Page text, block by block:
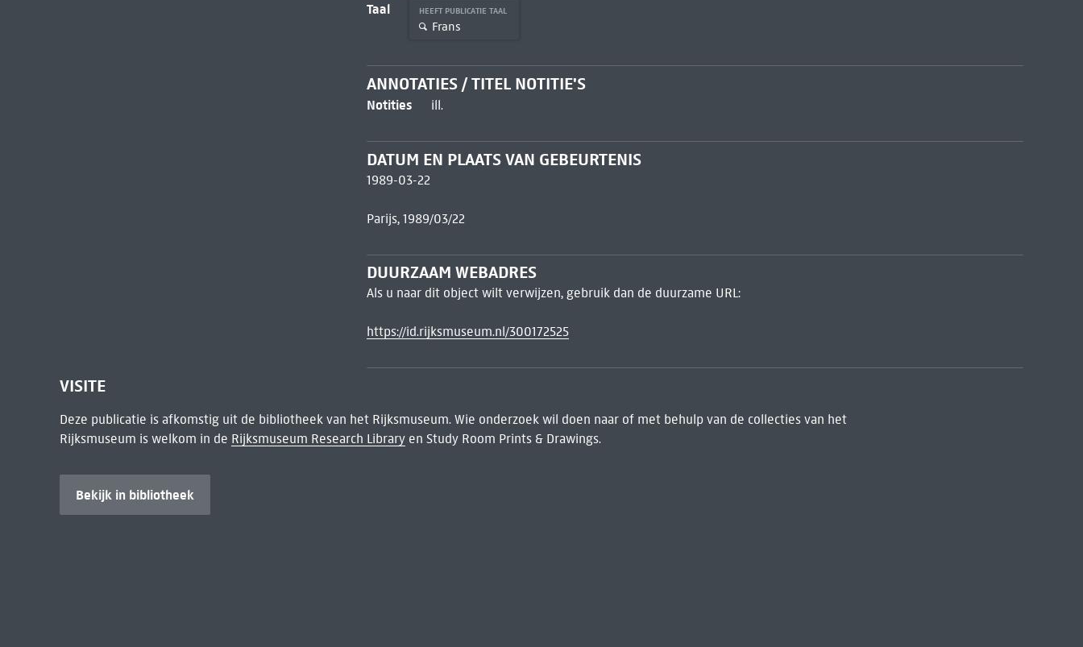
Taal HEEFT PUBLICATIE TAAL
Frans
ANNOTATIES / TITEL NOTITIE'S
Notities ill.
DATUM EN PLAATS VAN GEBEURTENIS
1989-03-22
Parijs, 1989/03/22
DUURZAAM WEBADRES
Als u naar dit object wilt verwijzen, gebruik dan de duurzame URL:
https://id.rijksmuseum.nl/300172525
VISITE
Deze publicatie is afkomstig uit de bibliotheek van het Rijksmuseum. Wie onderzoek wil doen naar of met behulp van de collecties van het
Rijksmuseum is welkom in de Rijksmuseum Research Libraryen Study Room Prints & Drawings.
Bekijk in bibliotheek